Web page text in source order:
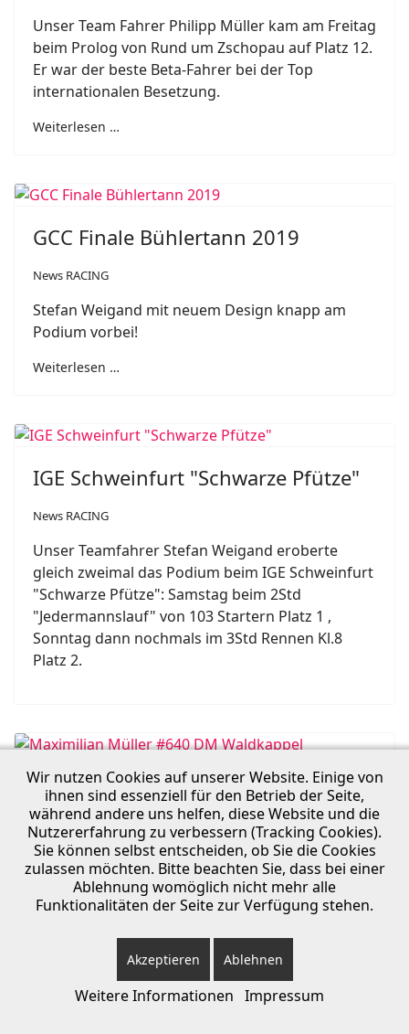
Unser Team Fahrer Philipp Müller kam am Freitag
beim Prolog von Rund um Zschopau auf Platz 12.
Er war der beste Beta-Fahrer bei der Top
internationalen Besetzung.
Weiterlesen …
GCC Finale Bühlertann 2019
News RACING
Stefan Weigand mit neuem Design knapp am
Podium vorbei!
Weiterlesen …
IGE Schweinfurt "Schwarze Pfütze"
News RACING
Unser Teamfahrer Stefan Weigand eroberte
gleich zweimal das Podium beim IGE Schweinfurt
"Schwarze Pfütze": Samstag beim 2Std
"Jedermannslauf" von 103 Startern Platz 1 ,
Sonntag dann nochmals im 3Std Rennen Kl.8
Platz 2.
Maximilian Müller #640 DM
Waldkappel
News RACING
Nachdem die DM in Burg abgesagt wurde, war
Waldkappel das erste Rennen nach der langen
einigen Auffahrten und flowigen Singletrials
durch die hessischen Wälder.
Wir nutzen Cookies auf unserer Website. Einige von
ihnen sind essenziell für den Betrieb der Seite,
während andere uns helfen, diese Website und die
Nutzererfahrung zu verbessern (Tracking Cookies).
Sie können selbst entscheiden, ob Sie die Cookies
zulassen möchten. Bitte beachten Sie, dass bei einer
Ablehnung womöglich nicht mehr alle
Funktionalitäten der Seite zur Verfügung stehen.
Akzeptieren Ablehnen
Weitere Informationen Impressum